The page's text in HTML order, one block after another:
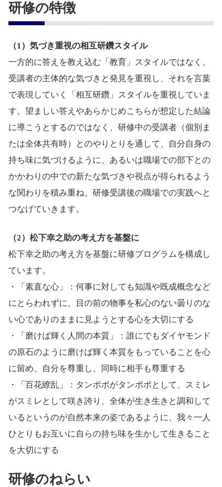
研修の特徴
（1）気づき重視の相互研鑽スタイル
一方的に答えを教え込む「教育」スタイルではなく、
受講者の主体的な気づきと発見を重視し、それを言葉
で表現していく「相互研鑽」スタイルを重視していま
す。望ましい答えやあらかじめこちらが想定した結論
に導こうとするのではなく、研修中の受講者（個別ま
たは全体共有時）とのやりとりを通して、自分自身の
持ち味に気づけるように、あるいは職場での部下との
かかわりの中での新たな気づきや視点が得られるよう
な関わりを積み重ね、研修受講後の職場での実践へと
つなげていきます。
（2）松下幸之助の考え方を基盤に
松下幸之助の考え方を基盤に研修プログラムを構成し
ています。
・「素直な心」：何事に対しても知識や既成概念など
にとらわれずに、目の前の物事を私心のない曇りのな
い心でありのままに見ようとする心を大切にする
・「磨けば輝く人間の本質」：誰にでもダイヤモンド
の原石のように磨けば輝く本質をもっていることを心
に留め、自分を尊重し、同時に相手も尊重する
・「百花繚乱」：タンポポがタンポポとして、スミレ
がスミレとして咲き誇り、全体が生き生きと調和して
いるというのが自然本来の姿であるように、我々一人
ひとりもお互いに自らの持ち味を生かして生きること
を大切にする
研修のねらい